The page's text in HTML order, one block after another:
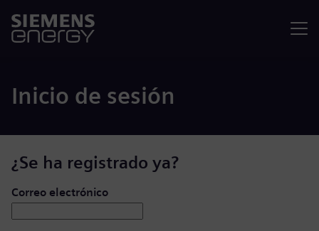
Inicio de sesión
¿Se ha registrado ya?
Iniciar de sesión: usuario y contraseña
Correo electrónico